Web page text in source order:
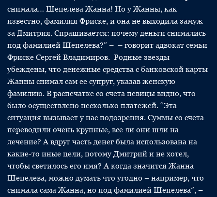
снимала… Шепелева Жанна! Но у Жанны, как
известно, фамилия Фриске, и она не выходила замуж
за Дмитрия. Спрашивается: почему деньги снимались
под фамилией Шепелева?” – – говорит адвокат семьи
Фриске Сергей Владимиров. Родные звезды
убеждены, что денежные средства с банковской карты
Жанны снимал сам ее супруг, указав женскую
фамилию. В распечатке со счета певицы видно, что
было осуществлено несколько платежей. “Эта
ситуация вызывает у нас подозрения. Суммы со счета
переводили очень крупные, все ли они шли на
лечение? А вдруг часть денег была использована на
какие-то иные цели, потому Дмитрий и не хотел,
чтобы светилось его имя? А когда значится Жанна
Шепелева, можно думать что угодно – например, что
снимала сама Жанна, но под фамилией Шепелева”, –